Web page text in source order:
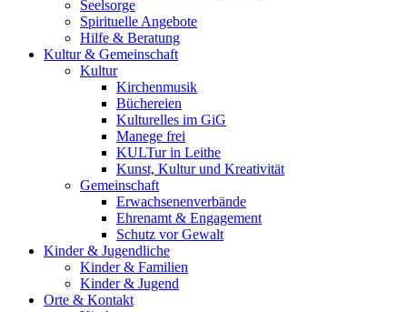
Seelsorge
Spirituelle Angebote
Hilfe & Beratung
Kultur & Gemeinschaft
Kultur
Kirchenmusik
Büchereien
Kulturelles im GiG
Manege frei
KULTur in Leithe
Kunst, Kultur und Kreativität
Gemeinschaft
Erwachsenenverbände
Ehrenamt & Engagement
Schutz vor Gewalt
Kinder & Jugendliche
Kinder & Familien
Kinder & Jugend
Orte & Kontakt